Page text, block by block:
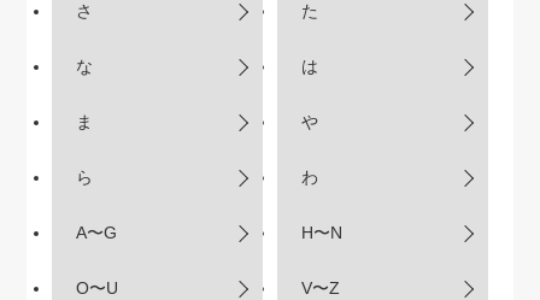
さ た
な は
ま や
ら わ
A〜G H〜N
O〜U V〜Z